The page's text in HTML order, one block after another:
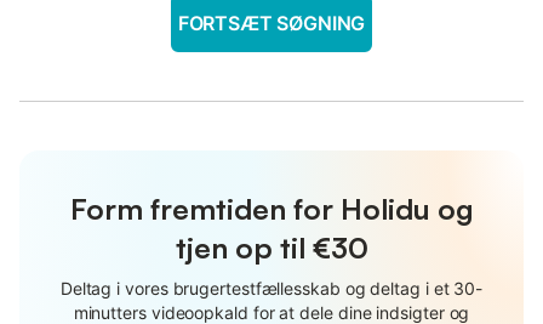
FORTSÆT SØGNING
Form fremtiden for Holidu og
tjen op til €30
Deltag i vores brugertestfællesskab og deltag i et 30-
minutters videoopkald for at dele dine indsigter og